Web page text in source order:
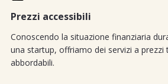
Prezzi accessibili
Conoscendo la situazione finanziaria
una startup, offriamo dei servizi a prezzi
abbordabili.